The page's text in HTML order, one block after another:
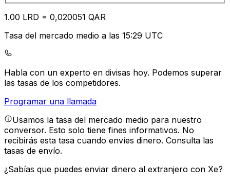
1.00 LRD = 0,020051 QAR
Tasa del mercado medio a las 15:29 UTC
Habla con un experto en divisas hoy. Podemos superar
las tasas de los competidores.
Programar una llamada
Usamos la tasa del mercado medio para nuestro
conversor. Esto solo tiene fines informativos. No
recibirás esta tasa cuando envíes dinero. Consulta las
tasas de envío.
¿Sabías que puedes enviar dinero al extranjero con Xe?